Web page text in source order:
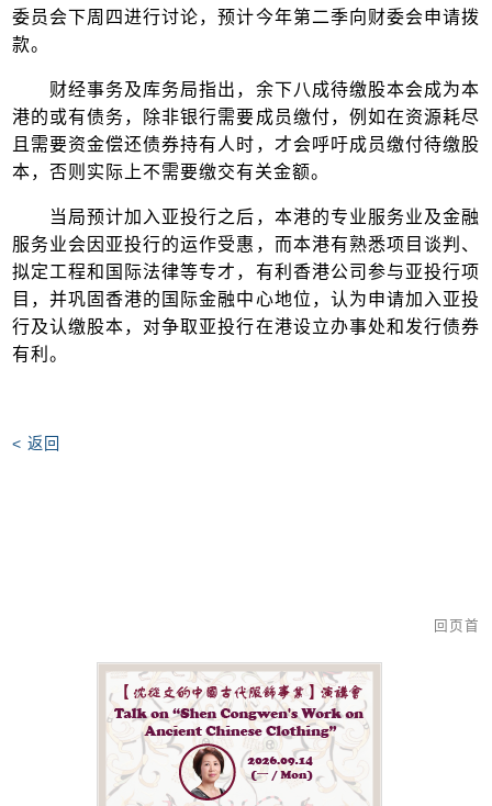
委员会下周四进行讨论，预计今年第二季向财委会申请拨
款。
财经事务及库务局指出，余下八成待缴股本会成为本
港的或有债务，除非银行需要成员缴付，例如在资源耗尽
且需要资金偿还债券持有人时，才会呼吁成员缴付待缴股
本，否则实际上不需要缴交有关金额。
当局预计加入亚投行之后，本港的专业服务业及金融
服务业会因亚投行的运作受惠，而本港有熟悉项目谈判、
拟定工程和国际法律等专才，有利香港公司参与亚投行项
目，并巩固香港的国际金融中心地位，认为申请加入亚投
行及认缴股本，对争取亚投行在港设立办事处和发行债券
有利。
< 返回
回页首